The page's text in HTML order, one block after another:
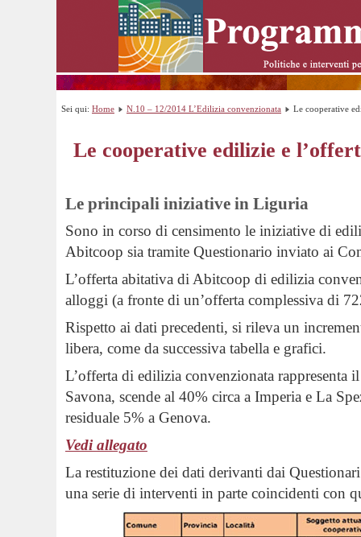
Sei qui: Home N.10 – 12/2014 L’Edilizia convenzionata Le cooperative
Le cooperative edilizie e
Le principali iniziative in Liguria
Sono in corso di censimento le iniziative di
Abitcoop sia tramite Questionario inviato ai
L’offerta abitativa di Abitcoop di edilizia
alloggi (a fronte di un’offerta complessiva di
Rispetto ai dati precedenti, si rileva un
libera, come da successiva tabella e grafici.
L’offerta di edilizia convenzionata rappresenta
Savona, scende al 40% circa a Imperia e La
residuale 5% a Genova.
Vedi allegato
La restituzione dei dati derivanti dai
una serie di interventi in parte coincidenti con